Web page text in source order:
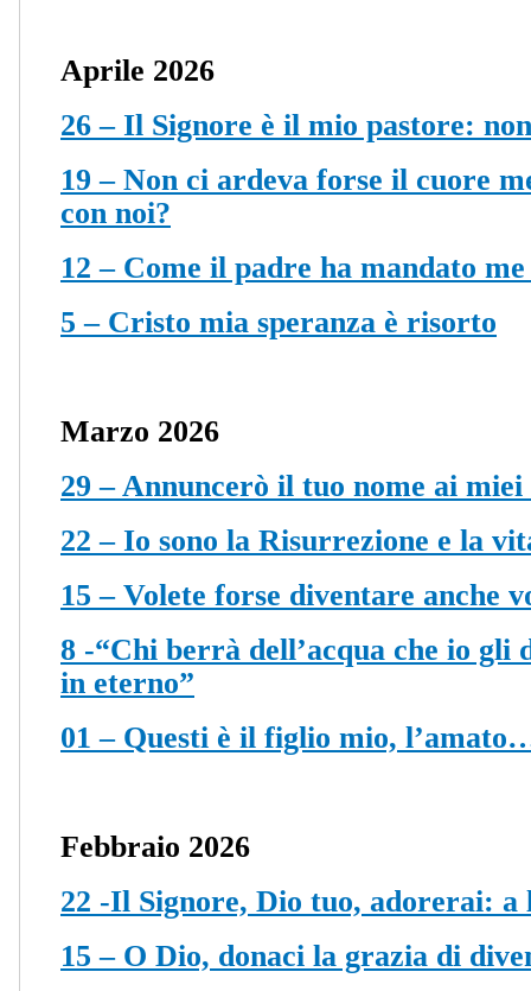
Aprile 2026
26 – Il Signore è il mio pastore:
19 – Non ci ardeva forse il cuore
con noi?
12 – Come il padre ha mandato
5 – Cristo mia speranza è risorto
Marzo 2026
29 – Annuncerò il tuo nome ai
22 – Io sono la Risurrezione e la
15 – Volete forse diventare anche
8 -“Chi berrà dell’acqua che io gli
in eterno”
01 – Questi è il figlio mio,
Febbraio 2026
22 -Il Signore, Dio tuo, adorerai:
15 – O Dio, donaci la grazia di